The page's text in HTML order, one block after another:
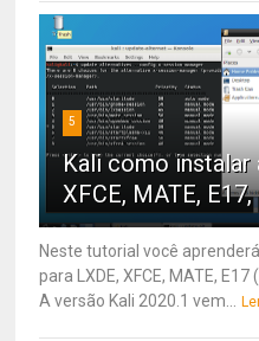
5
Kali como instalar
XFCE, MATE,
Neste tutorial você
para LXDE, XFCE, MATE, E17
A versão Kali 2020.1 vem...